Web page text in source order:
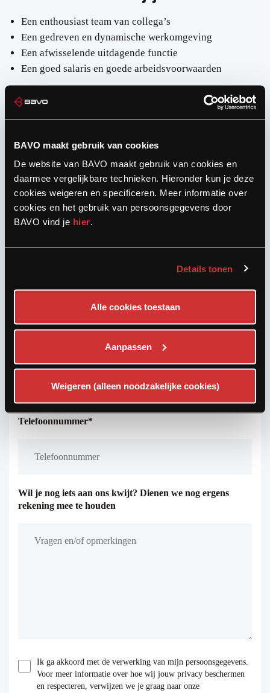
BAVO maakt gebruik van cookies
De website van BAVO maakt gebruik van cookies en
daarmee vergelijkbare technieken. Hieronder kun je deze
cookies weigeren en specificeren. Meer informatie over
cookies en het gebruik van persoonsgegevens door
BAVO vind je hier.
Details tonen
Alle cookies toestaan
Aanpassen
Weigeren (alleen noodzakelijke cookies)
Een enthousiast team van collega’s
Een gedreven en dynamische werkomgeving
Een afwisselende uitdagende functie
Een goed salaris en goede arbeidsvoorwaarden
Wil jij ons team komen versterken? Stuur dan je CV en
motivatie dan naar
e.brand@bavo.nu.
opnemen met Elise Brand via 06-83542645.
Telefoonnummer*
Wil je nog iets aan ons kwijt? Dienen we nog ergens
rekening mee te houden
Ik ga akkoord met de verwerking van mijn persoonsgegevens.
Voor meer informatie over hoe wij jouw privacy beschermen
en respecteren, verwijzen we je graag naar onze